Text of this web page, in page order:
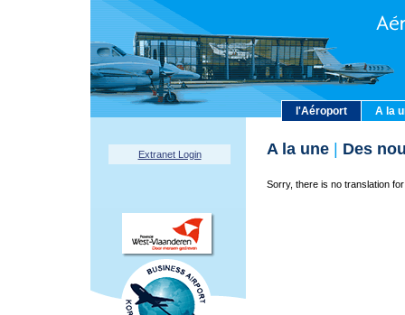
l'Aéroport A la
Extranet Login A la une Des
Sorry, there is no translation